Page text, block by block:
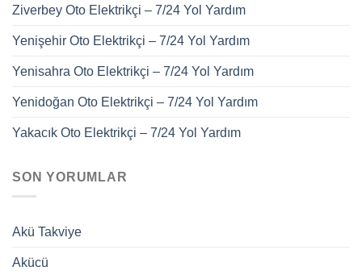
Ziverbey Oto Elektrikçi – 7/24 Yol Yardım
Yenişehir Oto Elektrikçi – 7/24 Yol Yardım
Yenisahra Oto Elektrikçi – 7/24 Yol Yardım
Yenidoğan Oto Elektrikçi – 7/24 Yol Yardım
Yakacık Oto Elektrikçi – 7/24 Yol Yardım
SON YORUMLAR
Akü Takviye
Akücü